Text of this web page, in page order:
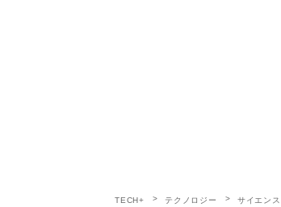
TECH+ テクノロジー サイエンス